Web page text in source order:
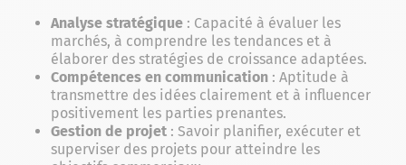
Analyse stratégique : Capacité à évaluer les
marchés, à comprendre les tendances et à
élaborer des stratégies de croissance adaptées.
Compétences en communication : Aptitude à
transmettre des idées clairement et à influencer
positivement les parties prenantes.
Gestion de projet : Savoir planifier, exécuter et
superviser des projets pour atteindre les